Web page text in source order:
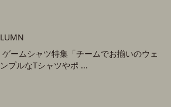
ームシャツ特集「チームでお揃いのウェ
プルなTシャツやポ ...